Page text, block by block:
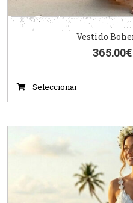
Vestido
365.00€
Seleccionar